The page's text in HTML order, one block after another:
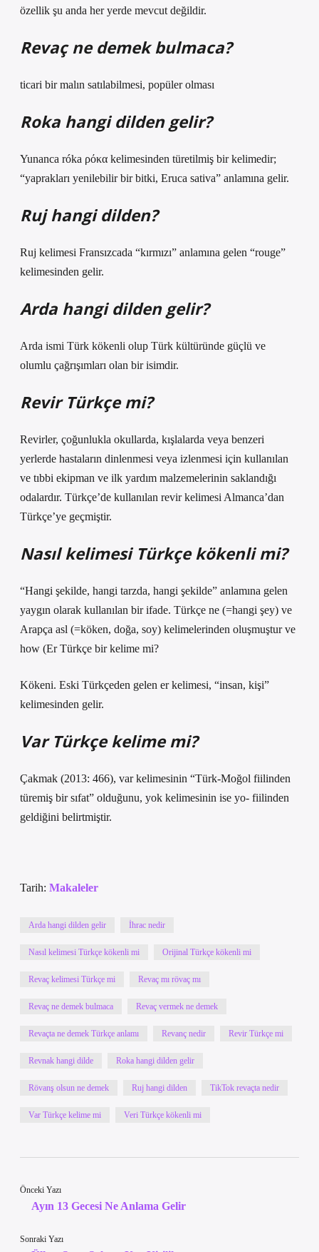
özellik şu anda her yerde mevcut değildir.
Revaç ne demek bulmaca?
ticari bir malın satılabilmesi, popüler olması
Roka hangi dilden gelir?
Yunanca róka ρόκα kelimesinden türetilmiş bir kelimedir;
“yaprakları yenilebilir bir bitki, Eruca sativa” anlamına gelir.
Ruj hangi dilden?
Ruj kelimesi Fransızcada “kırmızı” anlamına gelen “rouge”
kelimesinden gelir.
Arda hangi dilden gelir?
Arda ismi Türk kökenli olup Türk kültüründe güçlü ve
olumlu çağrışımları olan bir isimdir.
Revir Türkçe mi?
Revirler, çoğunlukla okullarda, kışlalarda veya benzeri
yerlerde hastaların dinlenmesi veya izlenmesi için kullanılan
ve tıbbi ekipman ve ilk yardım malzemelerinin saklandığı
odalardır. Türkçe’de kullanılan revir kelimesi Almanca’dan
Türkçe’ye geçmiştir.
Nasıl kelimesi Türkçe kökenli mi?
“Hangi şekilde, hangi tarzda, hangi şekilde” anlamına gelen
yaygın olarak kullanılan bir ifade. Türkçe ne (=hangi şey) ve
Arapça asl (=köken, doğa, soy) kelimelerinden oluşmuştur ve
how (Er Türkçe bir kelime mi?
Kökeni. Eski Türkçeden gelen er kelimesi, “insan, kişi”
kelimesinden gelir.
Var Türkçe kelime mi?
Çakmak (2013: 466), var kelimesinin “Türk-Moğol fiilinden
türemiş bir sıfat” olduğunu, yok kelimesinin ise yo- fiilinden
geldiğini belirtmiştir.
Tarih: Makaleler
Arda hangi dilden gelir İhrac nedir
Nasıl kelimesi Türkçe kökenli mi Orijinal Türkçe kökenli mi
Revaç kelimesi Türkçe mi Revaç mı rövaç mı
Revaç ne demek bulmaca Revaç vermek ne demek
Revaçta ne demek Türkçe anlamı Revanç nedir Revir Türkçe mi
Revnak hangi dilde Roka hangi dilden gelir
Rövanş olsun ne demek Ruj hangi dilden TikTok revaçta nedir
Var Türkçe kelime mi Veri Türkçe kökenli mi
Önceki Yazı
Ayın 13 Gecesi Ne Anlama Gelir
Sonraki Yazı